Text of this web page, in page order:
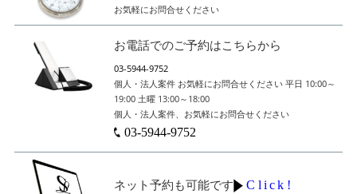
お気軽にお問合せください
お電話でのご予約はこちらから
03-5944-9752
個人・法人案件 お気軽にお問合せください 平日 10:00～
19:00 土曜 13:00～18:00
個人・法人案件、お気軽にお問合せください
03-5944-9752
ネット予約も可能です Click!